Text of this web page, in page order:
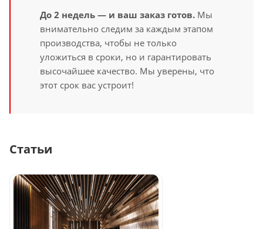
До 2 недель — и ваш заказ готов. Мы
внимательно следим за каждым этапом
производства, чтобы не только
уложиться в сроки, но и гарантировать
высочайшее качество. Мы уверены, что
этот срок вас устроит!
Статьи